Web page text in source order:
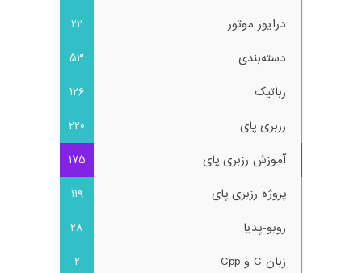
درایور موتور
22
دسته‌بندی
53
رباتیک
126
رزبری پای
220
آموزش رزبری پای
175
پروژه رزبری پای
119
روبو-پدیا
28
زبان C و Cpp
2